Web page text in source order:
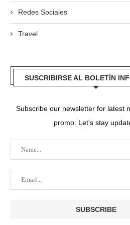
Redes Sociales
Travel
SUSCRIBIRSE AL BOLETÍN
Subscribe our newsletter for latest
promo. Let's stay